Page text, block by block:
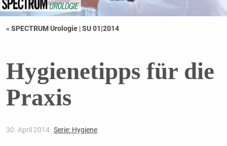
« SPECTRUM Urologie |SU 01|2014
Hygienetipps für die
Praxis
30. April 2014 Serie: Hygiene